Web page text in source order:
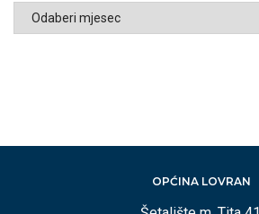
ARHIVA
OPĆINA LOVRAN